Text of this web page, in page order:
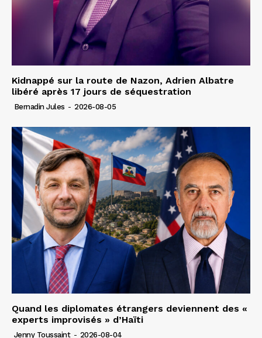
Kidnappé sur la route de Nazon, Adrien Albatre
libéré après 17 jours de séquestration
Bernadin Jules - 2026-08-05
Quand les diplomates étrangers deviennent des «
experts improvisés » d’Haïti
Jenny Toussaint - 2026-08-04